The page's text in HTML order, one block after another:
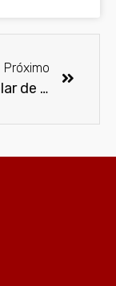
Próximo
Vamos falar de Ricardo Darín